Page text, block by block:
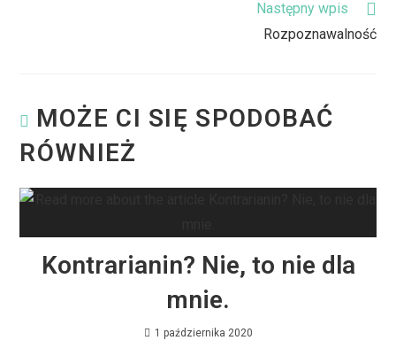
Następny wpis
Rozpoznawalność
MOŻE CI SIĘ SPODOBAĆ
RÓWNIEŻ
Kontrarianin? Nie, to nie dla
mnie.
1 października 2020